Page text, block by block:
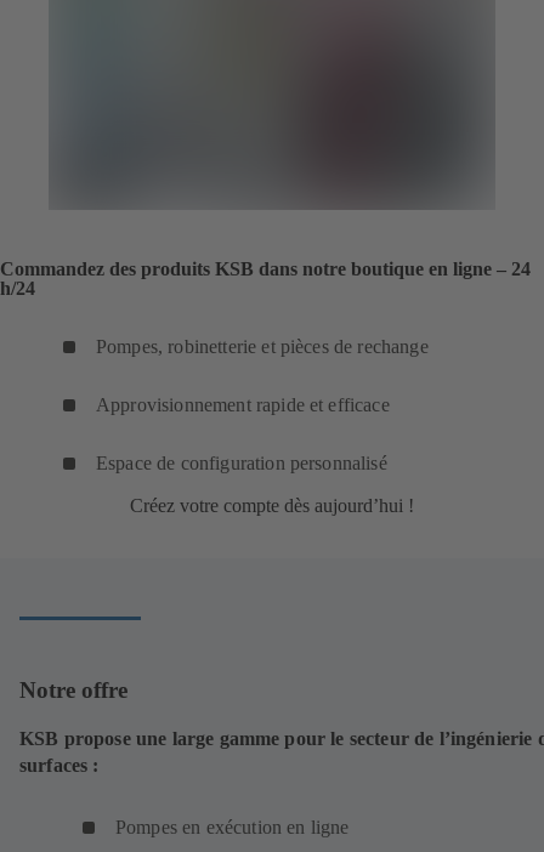
Commandez des produits KSB dans notre boutique en ligne – 24
h/24
Pompes, robinetterie et pièces de rechange
Approvisionnement rapide et efficace
Espace de configuration personnalisé
Créez votre compte dès aujourd’hui !
Notre offre
KSB propose une large gamme pour le secteur de l’ingénierie
surfaces :
Pompes en exécution en ligne